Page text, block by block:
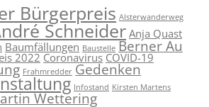
Bürgerpreis Alsterwanderweg
SchneiderAnja Quast
Baumfällungen Baustelle Berner Au
2022CoronavirusCOVID-19
Frahmredder Gedenken
Infostand Kirsten Martens
Wettering